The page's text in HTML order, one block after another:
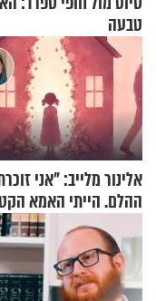
טבעה
אלינור מלייב: "אני
ההלם. הייתי האמא